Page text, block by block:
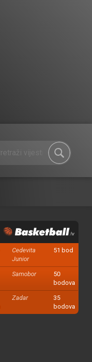
Cedevita
Junior
51 bod
Samobor
50
bodova
Zadar
35
bodova